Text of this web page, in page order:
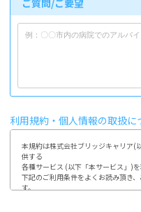
利用規約・個人情報の取扱に
本規約は株式会社ブリッジキャリア(
供する
各種サービス (以下「本サービス」)
下記のご利用条件をよくお読み頂き
す。